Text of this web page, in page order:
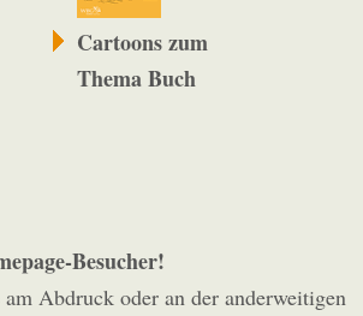
Cartoons zum
Thema Buch
Besucher!
Abdruck oder an der anderweitigen